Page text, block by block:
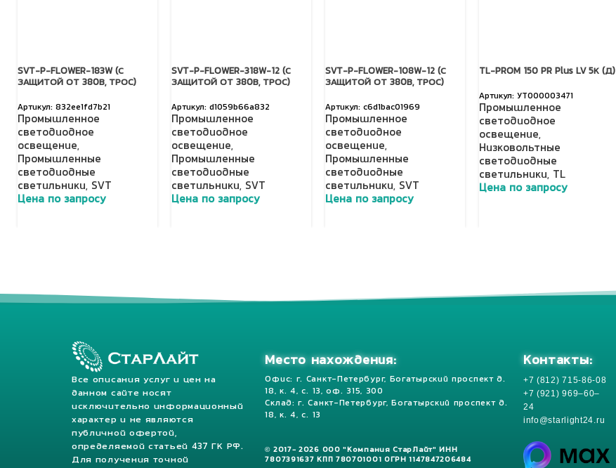
SVT-P-FLOWER-183W (С
ЗАЩИТОЙ ОТ 380В, ТРОС)
832ee1fd7b21
Промышленное
светодиодное
освещение,
Промышленные
светодиодные
светильники, SVT
Цена по запросу
SVT-P-FLOWER-318W-12 (С
ЗАЩИТОЙ ОТ 380В, ТРОС)
d1059b66a832
Промышленное
светодиодное
освещение,
Промышленные
светодиодные
светильники, SVT
Цена по запросу
SVT-P-FLOWER-108W-12 (С
ЗАЩИТОЙ ОТ 380В, ТРОС)
c6d1bac01969
Промышленное
светодиодное
освещение,
Промышленные
светодиодные
светильники, SVT
Цена по запросу
TL-PROM 150 PR Plus LV 5К (Д)
УТ000003471
Промышленное
светодиодное
освещение,
Низковольтные
светодиодные
светильники, TL
Цена по запросу
Все описания услуг и цен на
данном сайте носят
исключительно информационный
характер и не являются
публичной офертой,
определяемой статьей 437 ГК РФ.
Для получения точной
Место нахождения:
Офис: г. Санкт-Петербург, Богатырский проспект д.
18, к. 4, с. 13, оф. 315, 300
Склад: г. Санкт-Петербург, Богатырский проспект д.
18, к. 4, с. 13
© 2017- 2026 ООО "Компания СтарЛайт" ИНН
7807391637 КПП 780701001 ОГРН 1147847206484
Контакты:
+7 (812) 715-86-08
+7 (921) 969–60–
24
info@starlight24.ru